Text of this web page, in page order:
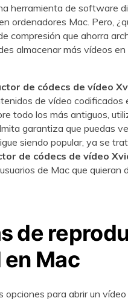
herramienta de software
ordenadores Mac. Pero,
compresión que ahorra
almacenar más vídeos
de códecs de vídeo
de vídeo codificados
todo los más antiguos,
garantiza que puedas
siendo popular, ya se
de códecs de vídeo
de Mac que quieran
de
Mac
opciones para abrir un